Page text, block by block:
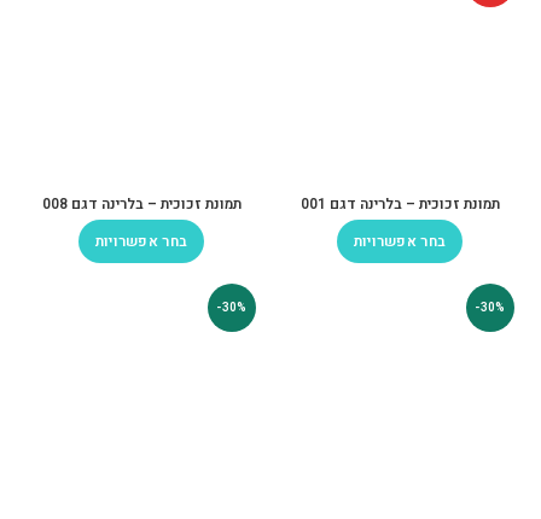
תמונת זכוכית – בלרינה דגם 001
בחר אפשרויות
תמונת זכוכית – בלרינה דגם 008
בחר אפשרויות
-30%
-30%